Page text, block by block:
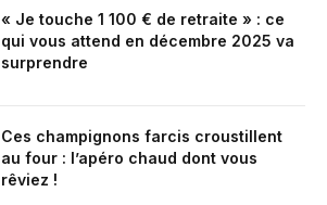
« Je touche 1 100 € de retraite » : ce
qui vous attend en décembre 2025 va
surprendre
Ces champignons farcis croustillent
au four : l’apéro chaud dont vous
rêviez !